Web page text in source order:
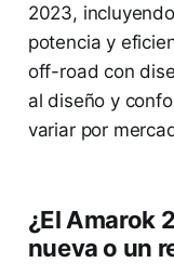
2023,
potencia y
off-road con
al diseño y
variar por
¿El Amarok
nueva o un